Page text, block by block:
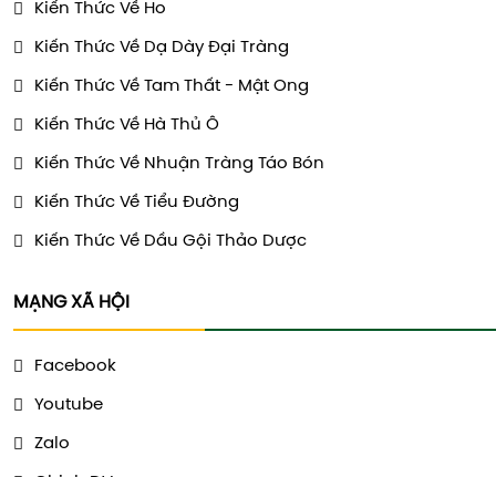
Kiến Thức Về Ho
Kiến Thức Về Dạ Dày Đại Tràng
Kiến Thức Về Tam Thất - Mật Ong
Kiến Thức Về Hà Thủ Ô
Kiến Thức Về Nhuận Tràng Táo Bón
Kiến Thức Về Tiểu Đường
Kiến Thức Về Dầu Gội Thảo Dược
MẠNG XÃ HỘI
Facebook
Youtube
Zalo